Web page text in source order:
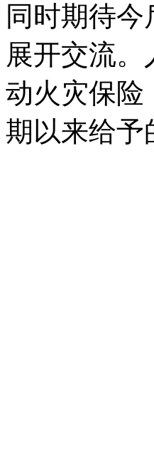
同时期待
展开交流
动火灾保险
期以来给予